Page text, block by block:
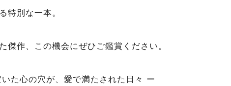
特別な一本。
傑作、この機会にぜひご鑑賞ください。
た心の穴が、愛で満たされた日々 ー